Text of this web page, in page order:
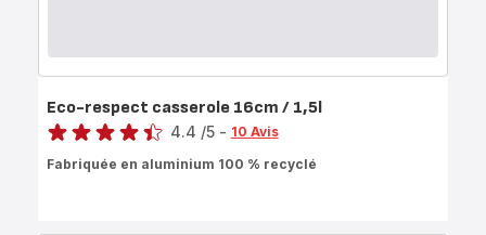
Eco-respect casserole 16cm / 1,5l
Note
4.4 /5 - 10 Avis
Fabriquée en aluminium 100 % recyclé